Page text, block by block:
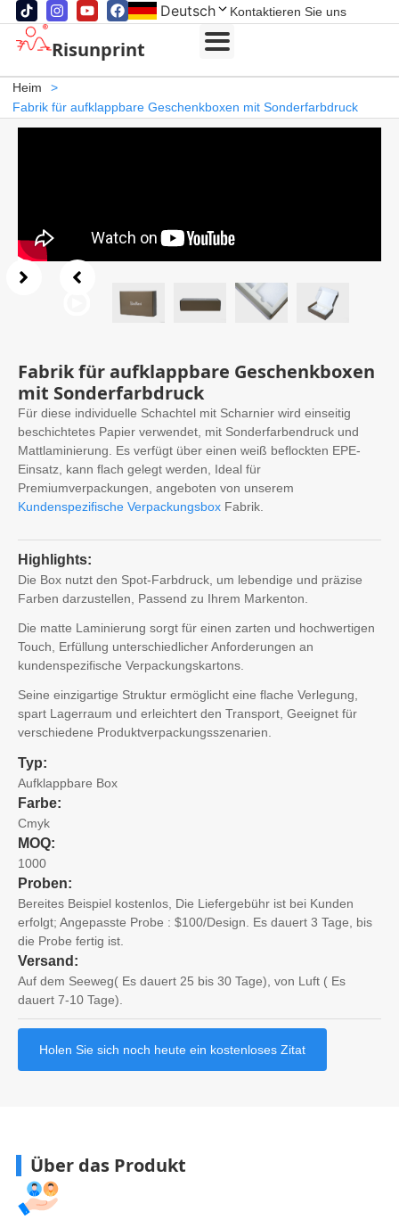
Deutsch Kontaktieren Sie uns
Risunprint
Heim
>
Fabrik für aufklappbare Geschenkboxen mit Sonderfarbdruck
Fabrik für aufklappbare Geschenkboxen
mit Sonderfarbdruck
Für diese individuelle Schachtel mit Scharnier wird einseitig
beschichtetes Papier verwendet, mit Sonderfarbendruck und
Mattlaminierung. Es verfügt über einen weiß beflockten EPE-
Einsatz, kann flach gelegt werden, Ideal für
Premiumverpackungen, angeboten von unserem
Kundenspezifische Verpackungsbox Fabrik.
Highlights:
Die Box nutzt den Spot-Farbdruck, um lebendige und präzise
Farben darzustellen, Passend zu Ihrem Markenton.
Die matte Laminierung sorgt für einen zarten und hochwertigen
Touch, Erfüllung unterschiedlicher Anforderungen an
kundenspezifische Verpackungskartons.
Seine einzigartige Struktur ermöglicht eine flache Verlegung,
spart Lagerraum und erleichtert den Transport, Geeignet für
verschiedene Produktverpackungsszenarien.
Typ:
Aufklappbare Box
Farbe:
Cmyk
MOQ:
1000
Proben:
Bereites Beispiel kostenlos, Die Liefergebühr ist bei Kunden
erfolgt; Angepasste Probe : $100/Design. Es dauert 3 Tage, bis
die Probe fertig ist.
Versand:
Auf dem Seeweg( Es dauert 25 bis 30 Tage), von Luft ( Es
dauert 7-10 Tage).
Holen Sie sich noch heute ein kostenloses Zitat
Über das Produkt